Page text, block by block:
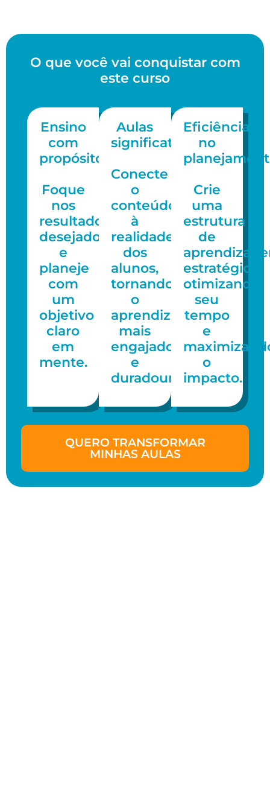
O que você vai conquistar com
este curso
Ensino
com
propósito
Foque
nos
resultados
desejados
e
planeje
com
um
objetivo
claro
em
mente.
Aulas
significativas
Conecte
o
conteúdo
à
realidade
dos
alunos,
tornando
o
aprendizado
mais
engajador
e
duradouro.
Eficiência
no
Crie
uma
estrutura
de
estratégica,
otimizando
seu
tempo
e
o
impacto.
QUERO TRANSFORMAR
MINHAS AULAS